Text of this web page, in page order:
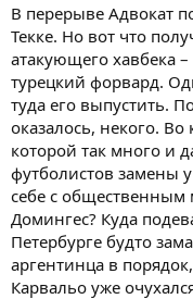
В перерыве Адвокат
Текке. Но вот что
атакующего хавбека
турецкий форвард.
туда его выпустить.
оказалось, некого.
которой так много и
футболистов замены
себе с общественным
Домингес? Куда
Петербурге будто
аргентинца в
Карвальо уже